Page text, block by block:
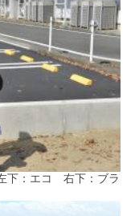
下：エコ 右下：ブラ